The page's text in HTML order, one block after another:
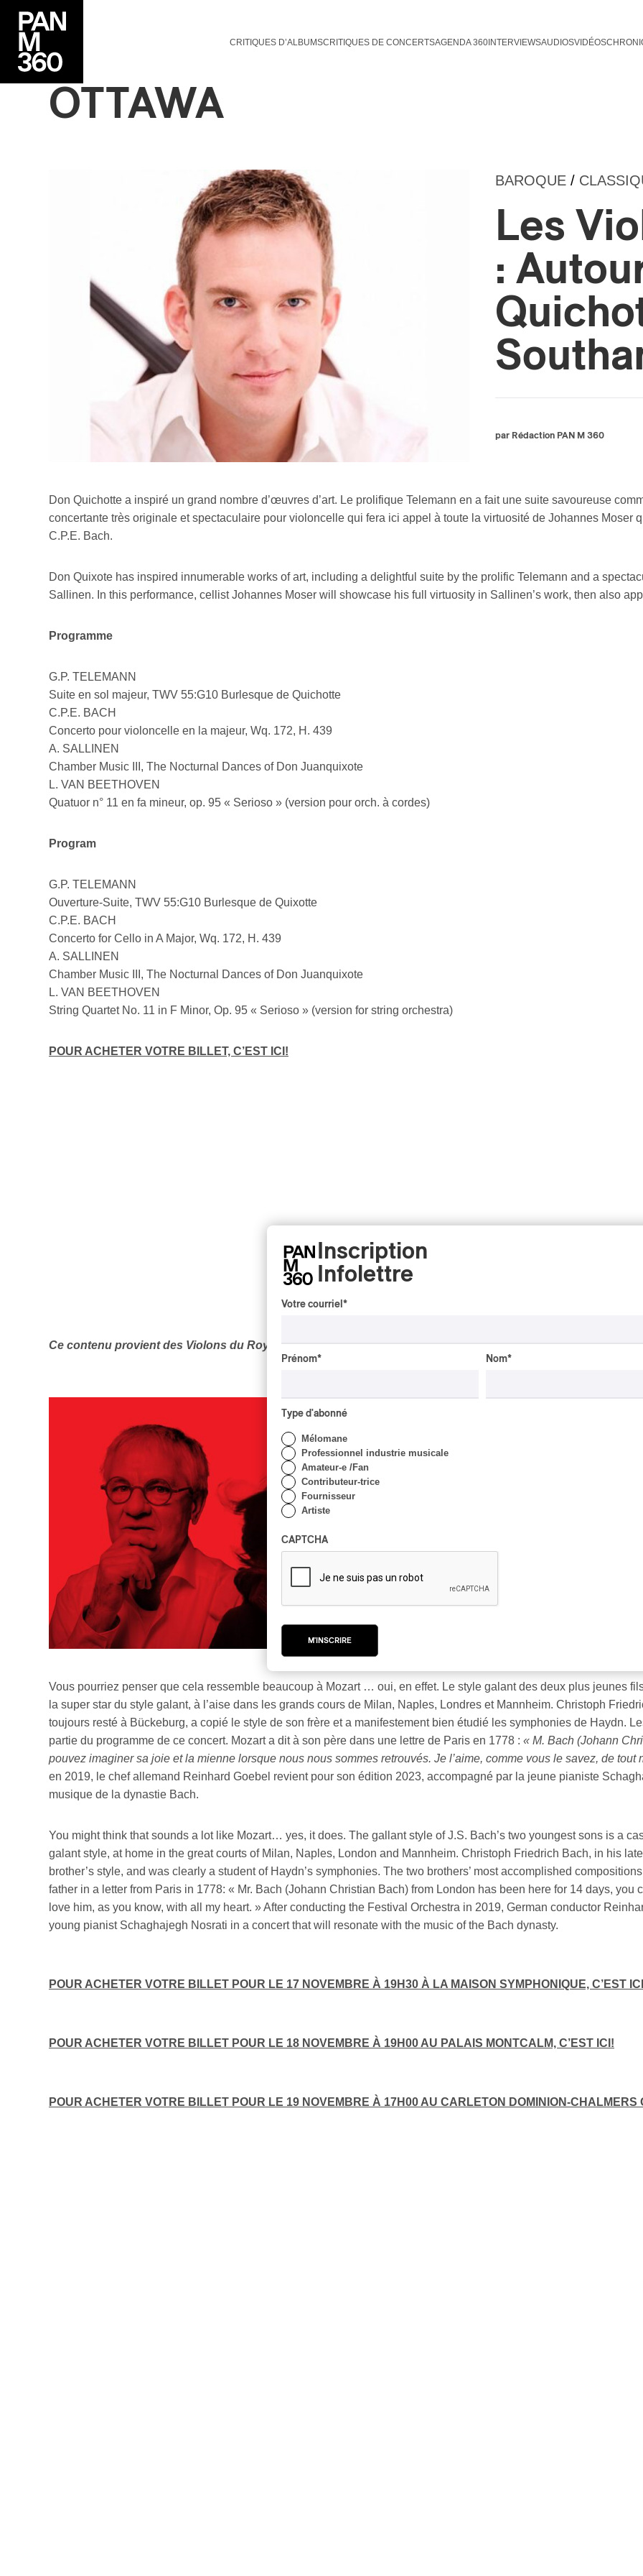
CRITIQUES D’ALBUMSCRITIQUES DE CONCERTSAGENDA 360INTERVIEWSAUDIOSVIDÉOS
OTTAWA
BAROQUE /
Les
:
par Rédaction PAN M 360
Don Quichotte a inspiré un grand nombre d’œuvres d’art. Le prolifique Telemann en a fait une suite savoureuse
concertante très originale et spectaculaire pour violoncelle qui fera ici appel à toute la virtuosité de Johannes Moser
C.P.E. Bach.
Don Quixote has inspired innumerable works of art, including a delightful suite by the prolific Telemann and a
Sallinen. In this performance, cellist Johannes Moser will showcase his full virtuosity in Sallinen’s work, then also
Programme
G.P. TELEMANN
Suite en sol majeur, TWV 55:G10 Burlesque de Quichotte
C.P.E. BACH
Concerto pour violoncelle en la majeur, Wq. 172, H. 439
A. SALLINEN
Chamber Music III, The Nocturnal Dances of Don Juanquixote
L. VAN BEETHOVEN
Quatuor n° 11 en fa mineur, op. 95 « Serioso » (version pour orch. à cordes)
Program
G.P. TELEMANN
Ouverture-Suite, TWV 55:G10 Burlesque de Quixotte
C.P.E. BACH
Concerto for Cello in A Major, Wq. 172, H. 439
A. SALLINEN
Chamber Music III, The Nocturnal Dances of Don Juanquixote
L. VAN BEETHOVEN
String Quartet No. 11 in F Minor, Op. 95 « Serioso » (version for string orchestra)
POUR ACHETER VOTRE BILLET, C’EST ICI!
Ce contenu provient des Violons du Roy et est adapté par PAN M 360
Vous pourriez penser que cela ressemble beaucoup à Mozart … oui, en effet. Le style galant des deux plus jeunes
la super star du style galant, à l’aise dans les grands cours de Milan, Naples, Londres et Mannheim. Christoph
toujours resté à Bückeburg, a copié le style de son frère et a manifestement bien étudié les symphonies de Haydn.
partie du programme de ce concert. Mozart a dit à son père dans une lettre de Paris en 1778 : « M. Bach (Johann
pouvez imaginer sa joie et la mienne lorsque nous nous sommes retrouvés. Je l’aime, comme vous le savez, de tout
en 2019, le chef allemand Reinhard Goebel revient pour son édition 2023, accompagné par la jeune pianiste
musique de la dynastie Bach.
You might think that sounds a lot like Mozart… yes, it does. The gallant style of J.S. Bach’s two youngest sons is a
galant style, at home in the great courts of Milan, Naples, London and Mannheim. Christoph Friedrich Bach, in his
brother’s style, and was clearly a student of Haydn’s symphonies. The two brothers’ most accomplished
father in a letter from Paris in 1778: « Mr. Bach (Johann Christian Bach) from London has been here for 14 days,
love him, as you know, with all my heart. » After conducting the Festival Orchestra in 2019, German conductor
young pianist Schaghajegh Nosrati in a concert that will resonate with the music of the Bach dynasty.
POUR ACHETER VOTRE BILLET POUR LE 17 NOVEMBRE À 19H30 À LA MAISON SYMPHONIQUE, C’EST
POUR ACHETER VOTRE BILLET POUR LE 18 NOVEMBRE À 19H00 AU PALAIS MONTCALM, C’EST ICI!
POUR ACHETER VOTRE BILLET POUR LE 19 NOVEMBRE À 17H00 AU CARLETON DOMINION-CHALMERS
Inscription
Infolettre
Votre courriel *
Prénom* Nom*
Type d'abonné
Mélomane
Professionnel industrie musicale
Amateur-e /Fan
Contributeur-trice
Fournisseur
Artiste
CAPTCHA
M'INSCRIRE